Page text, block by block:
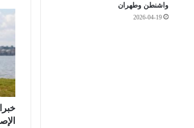
واشنطن وطهران
2026-04-19